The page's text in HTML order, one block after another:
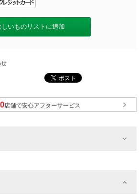
しいものリストに追加
せ
店舗で安心アフターサービス